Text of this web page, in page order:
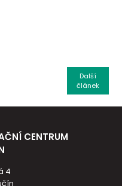
Další
článek
CENTRUM
4